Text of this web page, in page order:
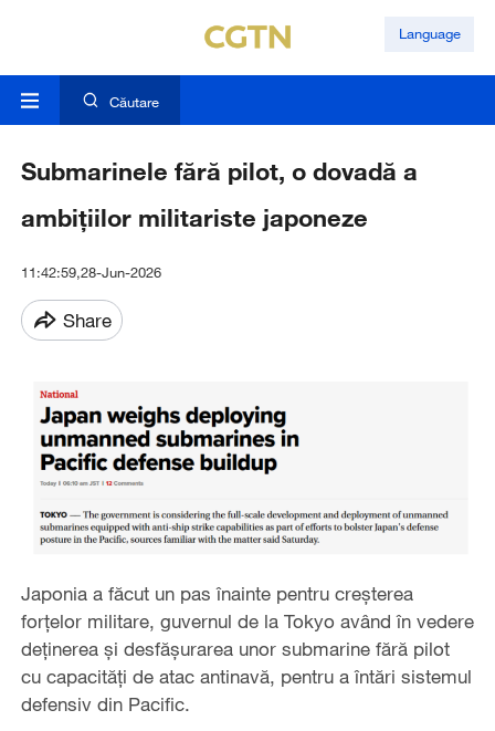
Language
Căutare
Submarinele fără pilot, o dovadă a
ambițiilor militariste japoneze
11:42:59,28-Jun-2026
Share
Japonia a făcut un pas înainte pentru creșterea
forțelor militare, guvernul de la Tokyo având în vedere
deținerea și desfășurarea unor submarine fără pilot
cu capacități de atac antinavă, pentru a întări sistemul
defensiv din Pacific.